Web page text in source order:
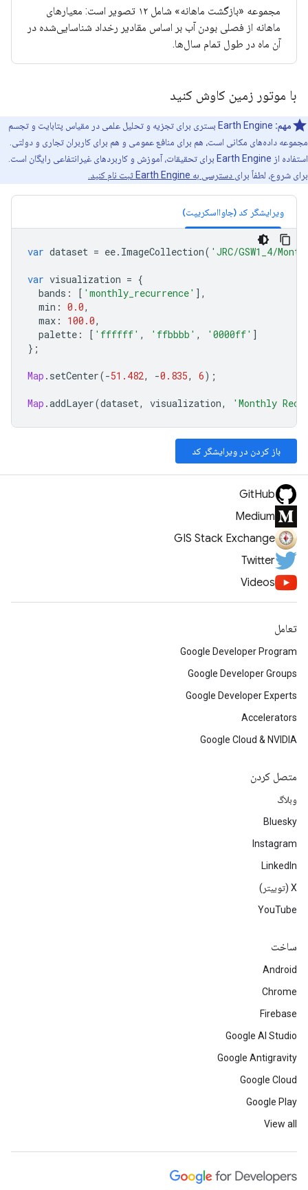
مجموعه «بازگشت ماهانه» شامل ۱۲ تصویر است: معیارهای
ماهانه از فصلی بودن آب بر اساس مقادیر رخداد شناسایی‌شده در
آن ماه در طول تمام سال‌ها.
با موتور زمین کاوش کنید
مهم:
Earth Engine بستری برای تجزیه و تحلیل علمی در مقیاس پتابایت و تجسم
مجموعه داده‌های مکانی است، هم برای منافع عمومی و هم برای کاربران تجاری و دولتی.
استفاده از Earth Engine برای تحقیقات، آموزش و کاربردهای غیرانتفاعی رایگان است.
برای شروع، لطفاً برای دسترسی به Earth Engine ثبت نام کنید.
ویرایشگر کد (جاوااسکریپت)
var dataset = ee. ImageCollection( 'JRC/GSW1_4/
var visualization = {
bands : [ 'monthly_recurrence' ],
min : 0.0,
max : 100.0,
palette : [ 'ffffff' , 'ffbbbb' , '0000ff' ]
};
Map . setCenter(-51.482, -0.835, 6);
Map .addLayer(dataset, visualization, 'Monthly
باز کردن در ویرایشگر کد
GitHub
Medium
GIS Stack Exchange
Twitter
Videos
تعامل
Google Developer Program
Google Developer Groups
Google Developer Experts
Accelerators
Google Cloud & NVIDIA
متصل کردن
وبلاگ
Bluesky
Instagram
LinkedIn
‫X (توییتر)
YouTube
ساخت
Android
Chrome
Firebase
Google AI Studio
Google Antigravity
Google Cloud
Google Play
View all